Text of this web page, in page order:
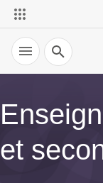
Recherche
et